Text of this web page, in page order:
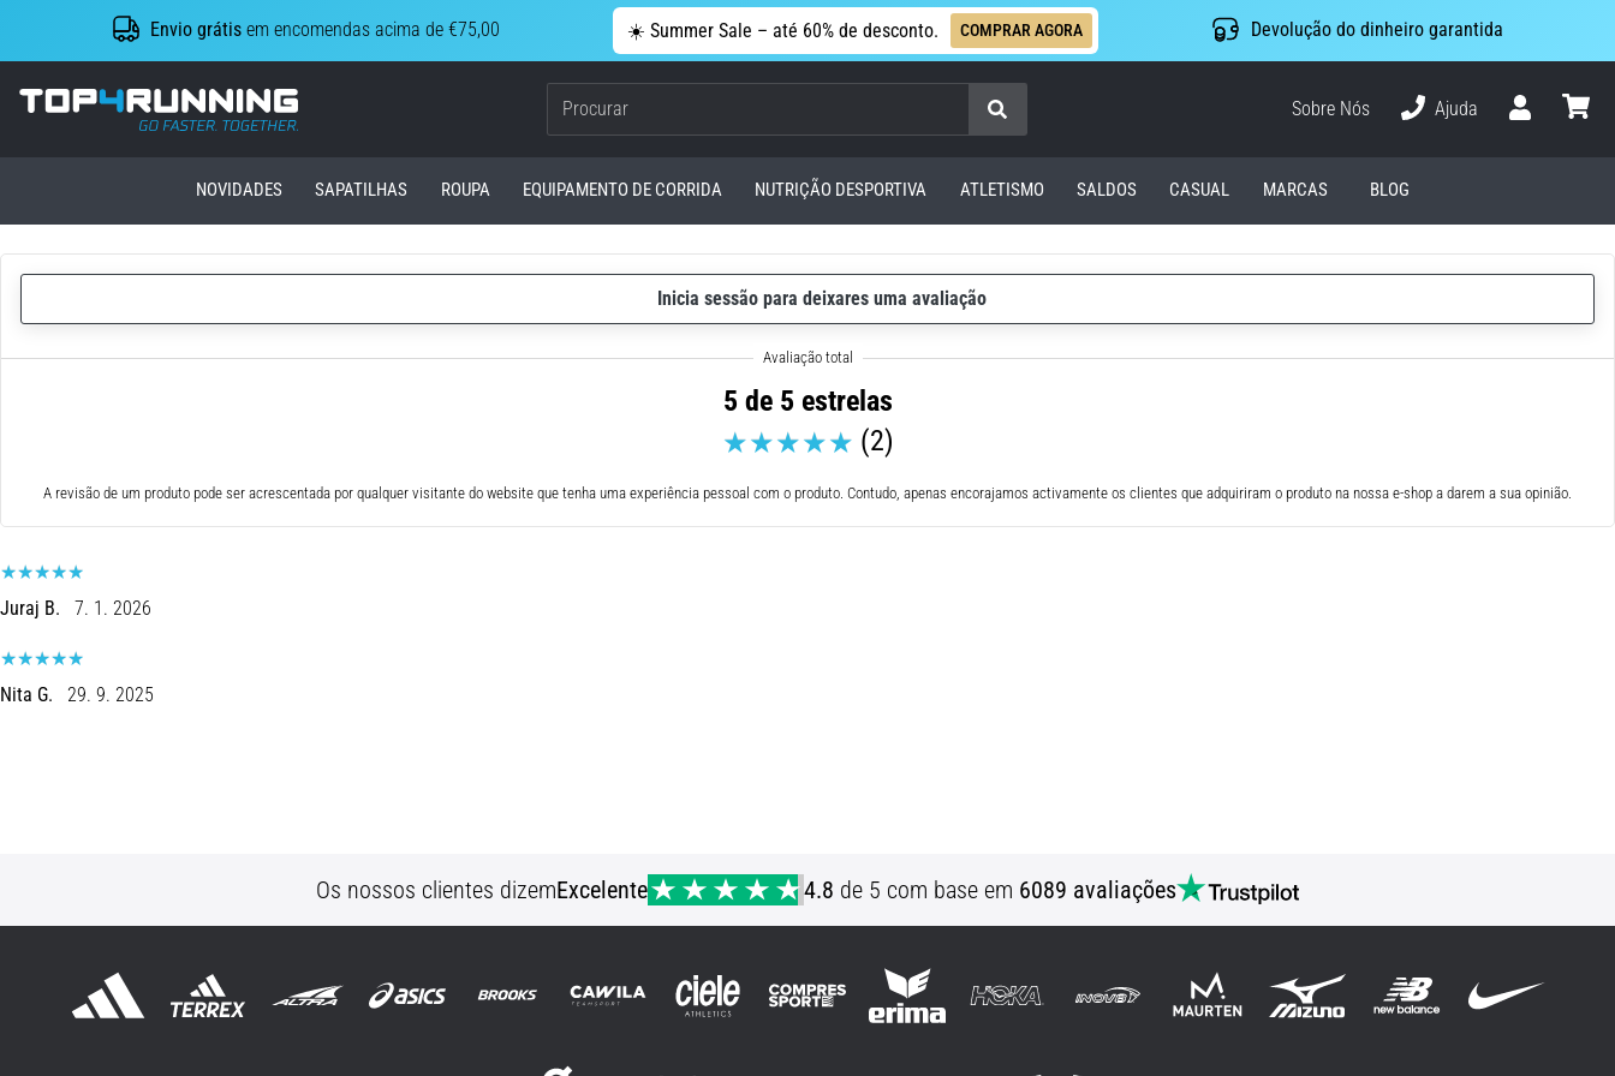
Envio grátis em encomendas acima de €75,00 ☀️ Summer Sale – até 60% de desconto. COMPRAR AGORA Devolução do dinheiro garantida
Top4Running.pt
Procurar
Sobre Nós
Ajuda
NOVIDADES SAPATILHAS ROUPA EQUIPAMENTO DE CORRIDA NUTRIÇÃO DESPORTIVA ATLETISMO SALDOS CASUAL MARCAS BLOG
Inicia sessão para deixares uma avaliação
5 de 5 estrelas
(2)
A revisão de um produto pode ser acrescentada por qualquer visitante do website que tenha uma experiência pessoal com o produto. Contudo, apenas encorajamos activamente os clientes que adquiriram o produto na nossa e-shop a darem a sua opinião.
Juraj B. 7. 1. 2026
Nita G. 29. 9. 2025
Os nossos clientes dizemExcelente 4.8 de 5 com base em 6089 avaliações